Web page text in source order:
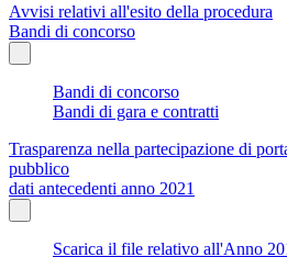
Avvisi relativi all'esito della procedura
Bandi di concorso
Bandi di concorso
Bandi di gara e contratti
Trasparenza nella partecipazione di
pubblico
dati antecedenti anno 2021
Scarica il file relativo all'Anno